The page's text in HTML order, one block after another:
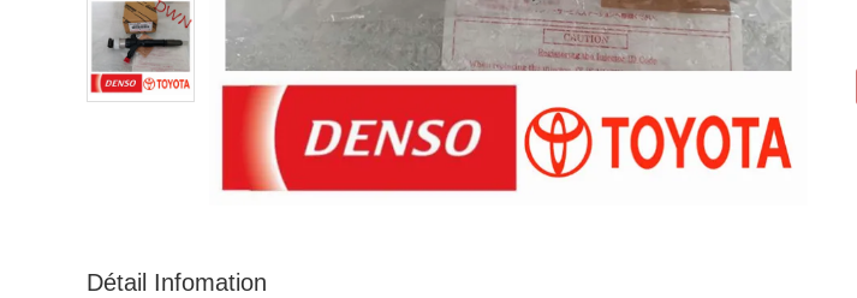
Détail Infomation